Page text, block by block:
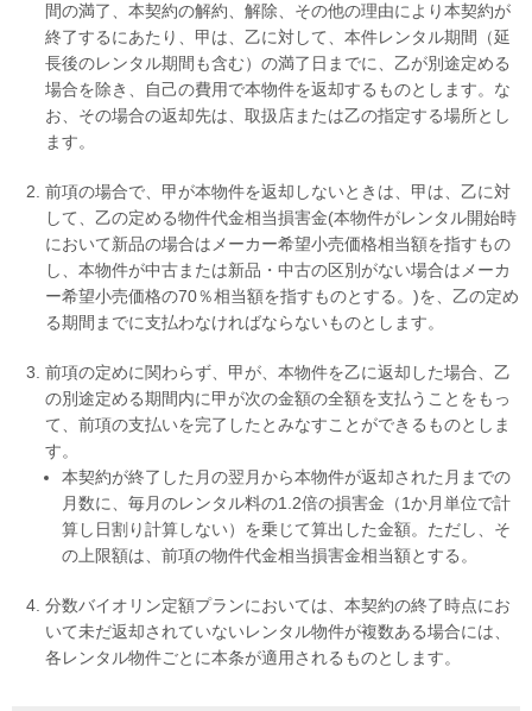
間の満了、本契約の解約、解除、その他の理由により本契約が
終了するにあたり、甲は、乙に対して、本件レンタル期間（延
長後のレンタル期間も含む）の満了日までに、乙が別途定める
場合を除き、自己の費用で本物件を返却するものとします。な
お、その場合の返却先は、取扱店または乙の指定する場所とし
ます。
前項の場合で、甲が本物件を返却しないときは、甲は、乙に対
して、乙の定める物件代金相当損害金(本物件がレンタル開始時
において新品の場合はメーカー希望小売価格相当額を指すもの
し、本物件が中古または新品・中古の区別がない場合はメーカ
ー希望小売価格の70％相当額を指すものとする。)を、乙の定め
る期間までに支払わなければならないものとします。
前項の定めに関わらず、甲が、本物件を乙に返却した場合、乙
の別途定める期間内に甲が次の金額の全額を支払うことをもっ
て、前項の支払いを完了したとみなすことができるものとしま
す。
本契約が終了した月の翌月から本物件が返却された月までの
月数に、毎月のレンタル料の1.2倍の損害金（1か月単位で計
算し日割り計算しない）を乗じて算出した金額。ただし、そ
の上限額は、前項の物件代金相当損害金相当額とする。
分数バイオリン定額プランにおいては、本契約の終了時点にお
いて未だ返却されていないレンタル物件が複数ある場合には、
各レンタル物件ごとに本条が適用されるものとします。